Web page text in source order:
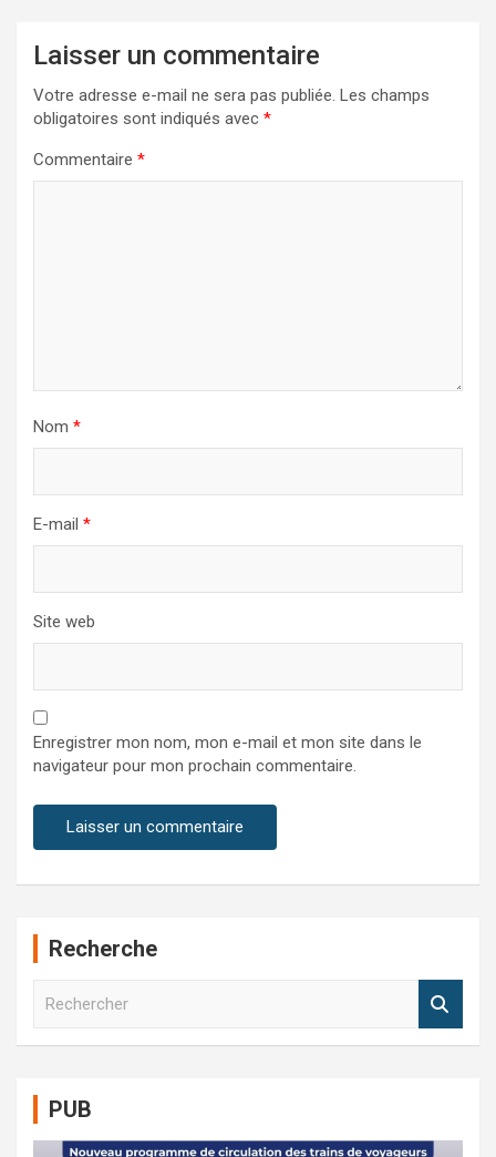
Laisser un commentaire
Votre adresse e-mail ne sera pas publiée. Les champs
obligatoires sont indiqués avec *
Commentaire *
Nom *
E-mail *
Site web
Enregistrer mon nom, mon e-mail et mon site dans le
navigateur pour mon prochain commentaire.
Recherche
PUB